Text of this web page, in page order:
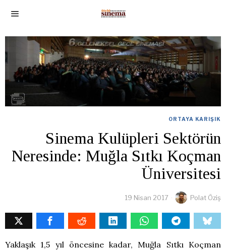
ORTAYA KARIŞIK
Sinema Kulüpleri Sektörün
Neresinde: Muğla Sıtkı Koçman
Üniversitesi
19 Nisan 2017 Polat Öziş
Yaklaşık 1,5 yıl öncesine kadar, Muğla Sıtkı Koçman